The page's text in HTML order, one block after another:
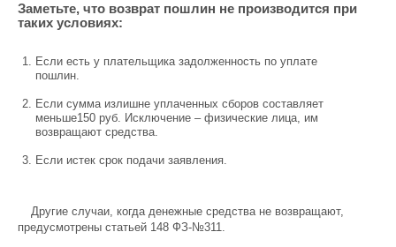
Заметьте, что возврат пошлин не производится при
таких условиях:
Если есть у плательщика задолженность по уплате
пошлин.
Если сумма излишне уплаченных сборов составляет
меньше150 руб. Исключение – физические лица, им
возвращают средства.
Если истек срок подачи заявления.
Другие случаи, когда денежные средства не возвращают,
предусмотрены статьей 148 ФЗ-№311.